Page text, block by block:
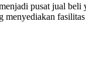
pusat jual beli
menyediakan fasilitas